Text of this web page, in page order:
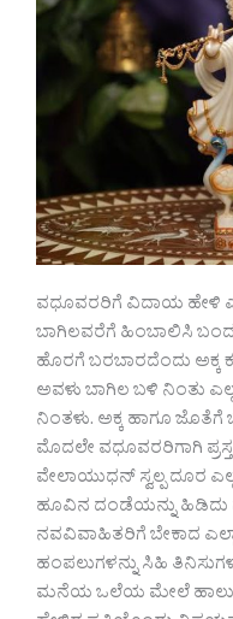
ವಧೂವರರಿಗೆ ವಿದಾಯ ಹೇಳಿ
ಬಾಗಿಲವರೆಗೆ ಹಿಂಬಾಲಿಸಿ
ಹೊರಗೆ ಬರಬಾರದೆಂದು ಅಕ್ಕ
ಅವಳು ಬಾಗಿಲ ಬಳಿ ನಿಂತು
ನಿಂತಳು. ಅಕ್ಕ ಹಾಗೂ
ಮೊದಲೇ ವಧೂವರರಿಗಾಗಿ
ವೇಲಾಯುಧನ್ ಸ್ವಲ್ಪ ದೂರ
ಹೂವಿನ ದಂಡೆಯನ್ನು ಹಿಡಿದು
ನವವಿವಾಹಿತರಿಗೆ ಬೇಕಾದ
ಹಂಪಲುಗಳನ್ನು ಸಿಹಿ
ಮನೆಯ ಒಲೆಯ ಮೇಲೆ ಹಾಲು